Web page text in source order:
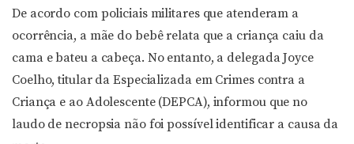
De acordo com policiais militares que atenderam a
ocorrência, a mãe do bebê relata que a criança caiu da
cama e bateu a cabeça. No entanto, a delegada Joyce
Coelho, titular da Especializada em Crimes contra a
Criança e ao Adolescente (DEPCA), informou que no
laudo de necropsia não foi possível identificar a causa da